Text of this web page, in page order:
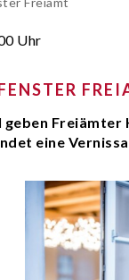
Uhr
geben
eine